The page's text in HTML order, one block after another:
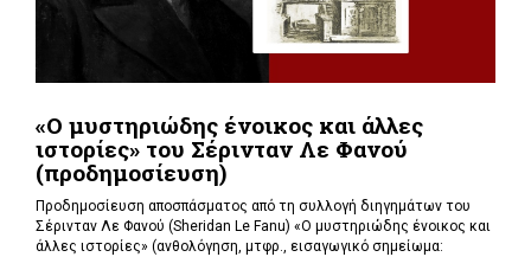
«Ο μυστηριώδης ένοικος και άλλες
ιστορίες» του Σέρινταν Λε Φανού
(προδημοσίευση)
Προδημοσίευση αποσπάσματος από τη συλλογή διηγημάτων του
Σέρινταν Λε Φανού (Sheridan Le Fanu) «Ο μυστηριώδης ένοικος και
άλλες ιστορίες» (ανθολόγηση, μτφρ., εισαγωγικό σημείωμα: